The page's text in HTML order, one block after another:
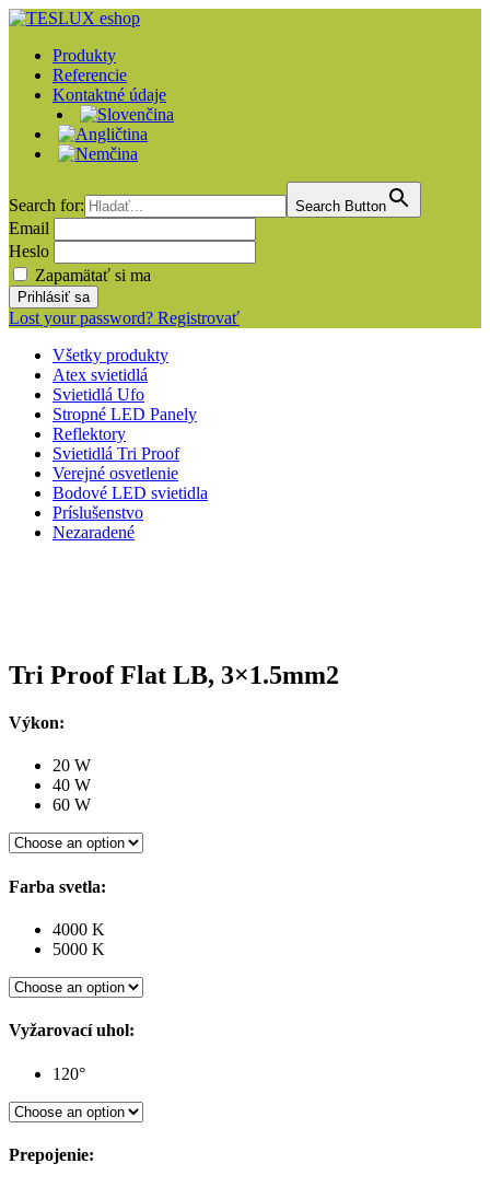
Produkty
Referencie
Kontaktné údaje
Search for: Search Button
Email
Heslo
Zapamätať si ma
Lost your password? Registrovať
Všetky produkty
Atex svietidlá
Svietidlá Ufo
Stropné LED Panely
Reflektory
Svietidlá Tri Proof
Verejné osvetlenie
Bodové LED svietidla
Príslušenstvo
Nezaradené
Tri Proof Flat LB, 3×1.5mm2
Výkon:
20 W
40 W
60 W
Farba svetla:
4000 K
5000 K
Vyžarovací uhol:
120°
Prepojenie: